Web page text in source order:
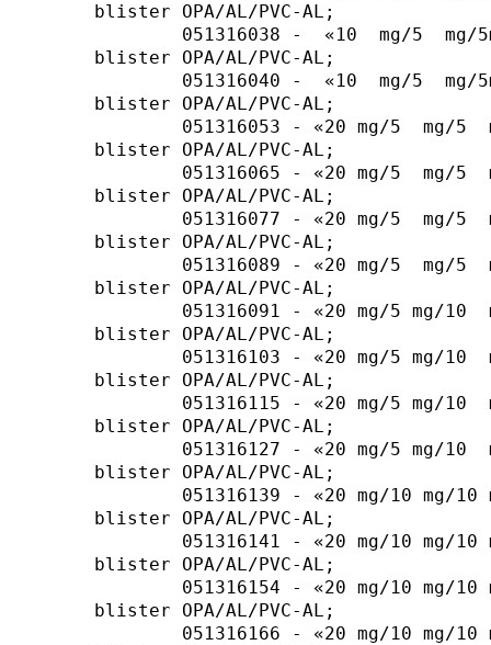
blister OPA/AL/PVC-AL;
051316038 -  «10  mg/5  mg/
blister OPA/AL/PVC-AL;
051316040 -  «10  mg/5  mg/
blister OPA/AL/PVC-AL;
051316053 - «20 mg/5  mg/5
blister OPA/AL/PVC-AL;
051316065 - «20 mg/5  mg/5
blister OPA/AL/PVC-AL;
051316077 - «20 mg/5  mg/5
blister OPA/AL/PVC-AL;
051316089 - «20 mg/5  mg/5
blister OPA/AL/PVC-AL;
051316091 - «20 mg/5 mg/10
blister OPA/AL/PVC-AL;
051316103 - «20 mg/5 mg/10
blister OPA/AL/PVC-AL;
051316115 - «20 mg/5 mg/10
blister OPA/AL/PVC-AL;
051316127 - «20 mg/5 mg/10
blister OPA/AL/PVC-AL;
051316139 - «20 mg/10 mg/10
blister OPA/AL/PVC-AL;
051316141 - «20 mg/10 mg/10
blister OPA/AL/PVC-AL;
051316154 - «20 mg/10 mg/10
blister OPA/AL/PVC-AL;
051316166 - «20 mg/10 mg/10